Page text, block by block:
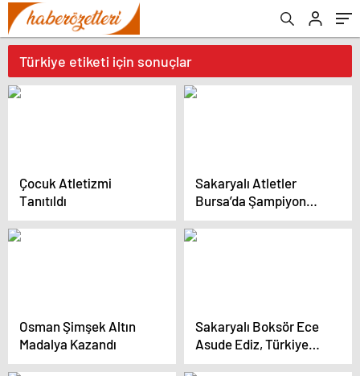
Türkiye etiketi için sonuçlar
Çocuk Atletizmi
Tanıtıldı
Sakaryalı Atletler
Bursa’da Şampiyon
Oldu
Osman Şimşek Altın
Madalya Kazandı
Sakaryalı Boksör Ece
Asude Ediz, Türkiye
İkincisi Oldu